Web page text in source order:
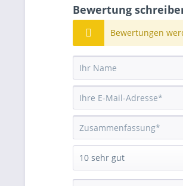
Bewertung
Bewertungen